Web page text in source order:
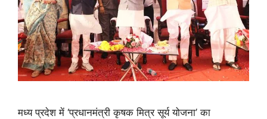
मध्य प्रदेश में ‘प्रधानमंत्री कृषक मित्र सूर्य योजना’ का